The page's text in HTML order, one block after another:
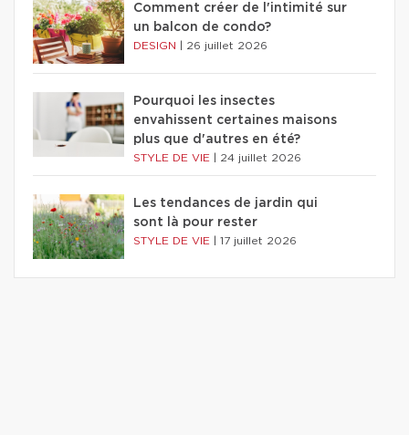
Comment créer de l'intimité sur
un balcon de condo?
DESIGN 26 juillet 2026
Pourquoi les insectes
envahissent certaines maisons
plus que d'autres en été?
STYLE DE VIE 24 juillet 2026
Les tendances de jardin qui
sont là pour rester
STYLE DE VIE 17 juillet 2026